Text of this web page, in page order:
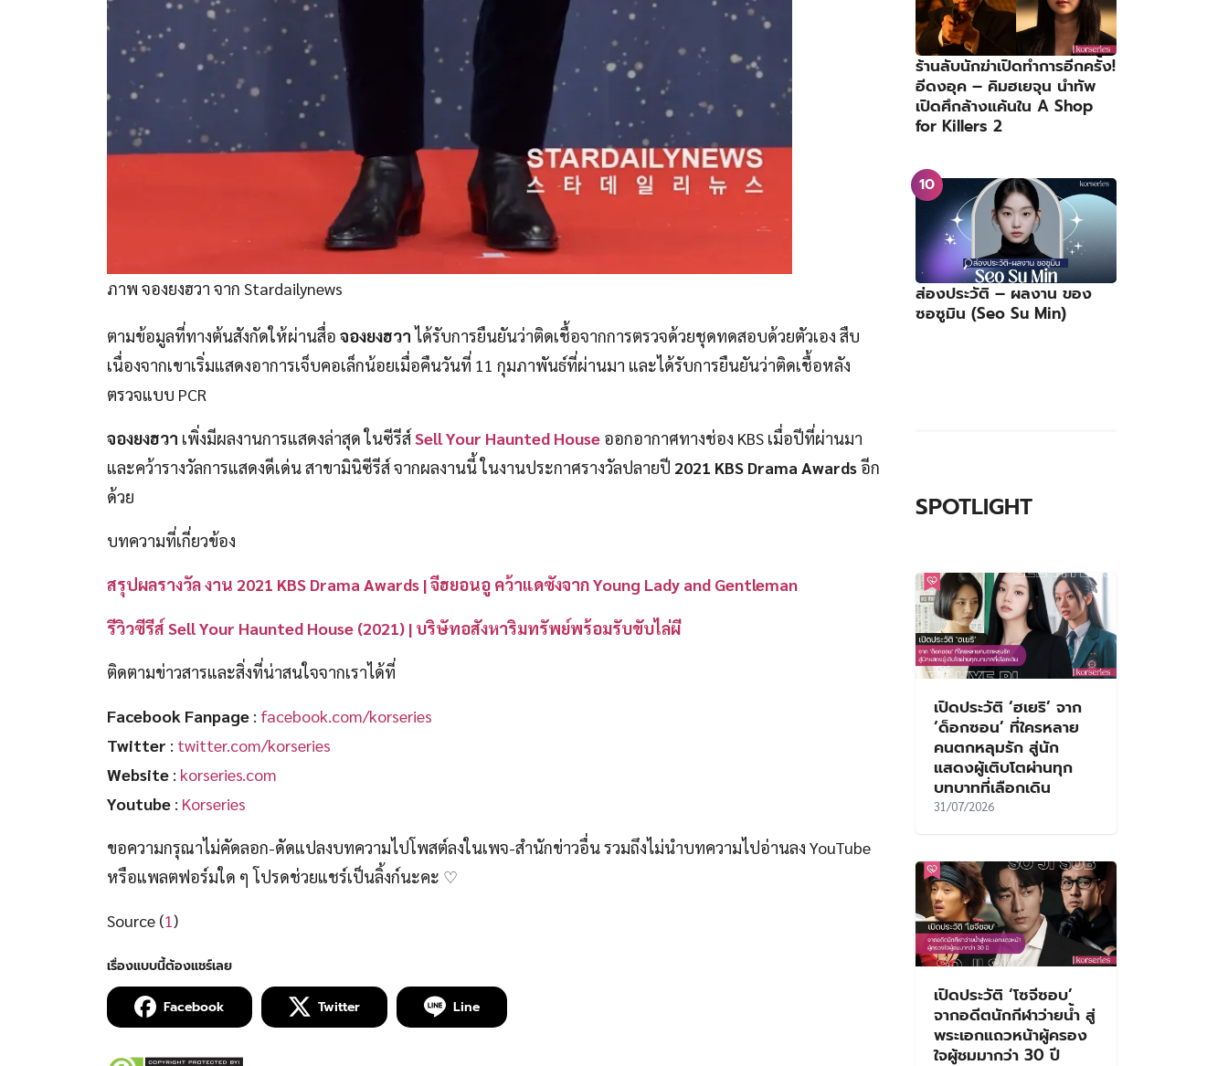
ภาพ จองยงฮวา จาก Stardailynews
ตามข้อมูลที่ทางต้นสังกัดให้ผ่านสื่อ จองยงฮวา ได้รับการยืนยันว่าติดเชื้อจากการตรวจด้วยชุดทดสอบด้วยตัวเอง สืบ
เนื่องจากเขาเริ่มแสดงอาการเจ็บคอเล็กน้อยเมื่อคืนวันที่ 11 กุมภาพันธ์ที่ผ่านมา และได้รับการยืนยันว่าติดเชื้อหลัง
ตรวจแบบ PCR
จองยงฮวา เพิ่งมีผลงานการแสดงล่าสุด ในซีรีส์Sell Your Haunted House ออกอากาศทางช่อง KBS เมื่อปีที่ผ่านมา
และคว้ารางวัลการแสดงดีเด่น สาขามินิซีรีส์ จากผลงานนี้ ในงานประกาศรางวัลปลายปี 2021 KBS Drama Awardsอีก
ด้วย
บทความที่เกี่ยวข้อง
สรุปผลรางวัล งาน 2021 KBS Drama Awards | จีฮยอนอู คว้าแดซังจาก Young Lady and Gentleman
รีวิวซีรีส์ Sell Your Haunted House (2021) | บริษัทอสังหาริมทรัพย์พร้อมรับขับไล่ผี
ติดตามข่าวสารและสิ่งที่น่าสนใจจากเราได้ที่
Facebook Fanpage : facebook.com/korseries
Twitter : twitter.com/korseries
Website : korseries.com
Youtube : Korseries
ขอความกรุณาไม่คัดลอก-ดัดแปลงบทความไปโพสต์ลงในเพจ-สำนักข่าวอื่น รวมถึงไม่นำบทความไปอ่านลง YouTube
หรือแพลตฟอร์มใด ๆ โปรดช่วยแชร์เป็นลิ้งก์นะคะ ♡
Source (1)
Facebook Twitter Line
ร้านลับนักฆ่าเปิดทำการอีกครั้ง!
อีดงอุค – คิมฮเยจุน นำทัพ
เปิดศึกล้างแค้นใน A Shop
for Killers 2
ส่องประวัติ – ผลงาน ของ
ซอซูมิน (Seo Su Min)
SPOTLIGHT
เปิดประวัติ ‘ฮเยริ’ จาก
‘ด็อกซอน’ ที่ใครหลาย
คนตกหลุมรัก สู่นัก
แสดงผู้เติบโตผ่านทุก
บทบาทที่เลือกเดิน
31/07/2026
เปิดประวัติ ‘โซจีซอบ’
จากอดีตนักกีฬาว่ายน้ำ สู่
พระเอกแถวหน้าผู้ครอง
ใจผู้ชมมากว่า 30 ปี